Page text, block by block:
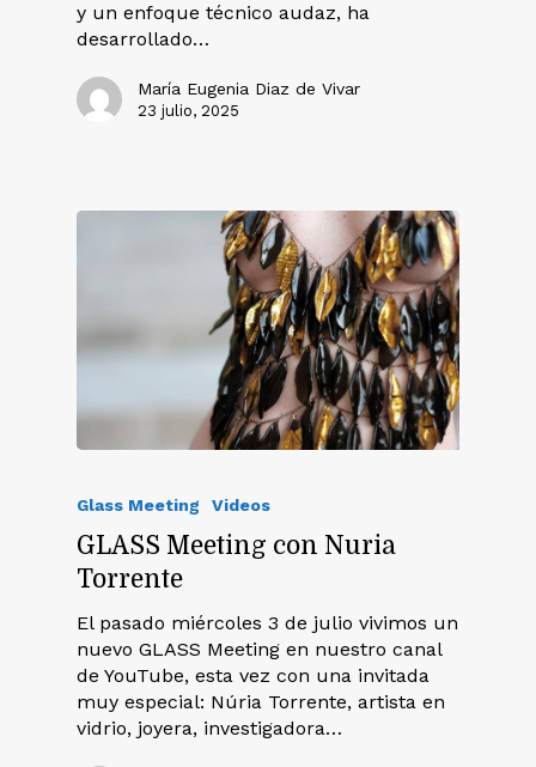
y un enfoque técnico audaz, ha
desarrollado…
María Eugenia Diaz de Vivar
23 julio, 2025
Glass Meeting Videos
GLASS Meeting con Nuria
Torrente
El pasado miércoles 3 de julio vivimos un
nuevo GLASS Meeting en nuestro canal
de YouTube, esta vez con una invitada
muy especial: Núria Torrente, artista en
vidrio, joyera, investigadora…